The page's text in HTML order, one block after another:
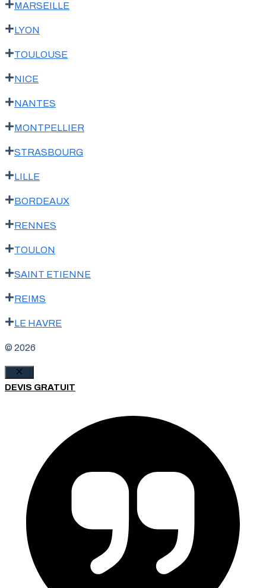
MARSEILLE
LYON
TOULOUSE
NICE
NANTES
MONTPELLIER
STRASBOURG
LILLE
BORDEAUX
RENNES
TOULON
SAINT ETIENNE
REIMS
LE HAVRE
© 2026
Fermer
DEVIS GRATUIT